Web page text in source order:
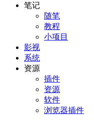
笔记
随笔
教程
小项目
影视
系统
资源
插件
资源
软件
浏览器插件